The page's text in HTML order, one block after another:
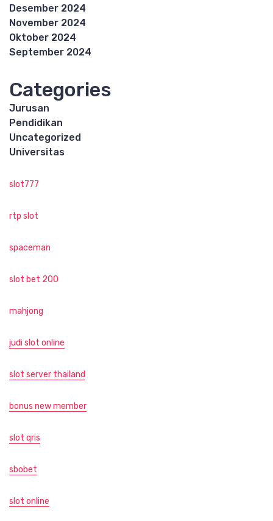
Desember 2024
November 2024
Oktober 2024
September 2024
Categories
Jurusan
Pendidikan
Uncategorized
Universitas
slot777
rtp slot
spaceman
slot bet 200
mahjong
judi slot online
slot server thailand
bonus new member
slot qris
sbobet
slot online